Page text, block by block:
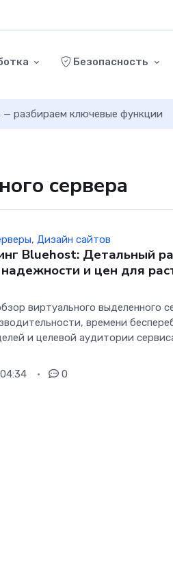
Безопасность
— разбираем ключевые функции
сервера
,Дизайн сайтов
Bluehost: Детальный
надежности и цен для
виртуального выделенного
времени
и целевой аудитории
0